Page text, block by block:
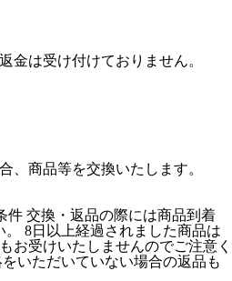
金は受け付けておりません。
、商品等を交換いたします。
件 交換・返品の際には商品到着
8日以上経過されました商品は
お受けいたしませんのでご注意く
いただいていない場合の返品も